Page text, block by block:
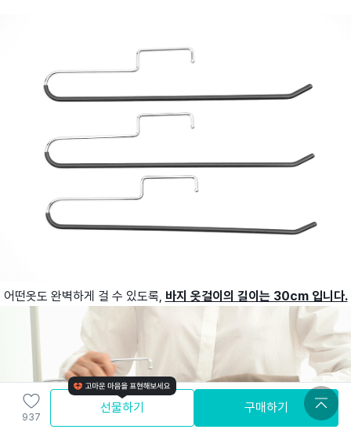
어떤옷도 완벽하게 걸 수 있도록, 바지 옷걸이의 길이는 30cm 입니다.
937
선물하기 구매하기